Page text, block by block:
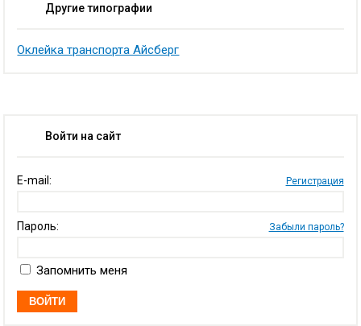
Другие типографии
Оклейка транспорта Айсберг
Войти на сайт
E-mail: Регистрация
Пароль: Забыли пароль?
Запомнить меня